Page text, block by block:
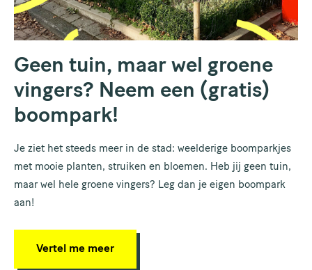
Geen tuin, maar wel groene
vingers? Neem een (gratis)
boompark!
Je ziet het steeds meer in de stad: weelderige boomparkjes
met mooie planten, struiken en bloemen. Heb jij geen tuin,
maar wel hele groene vingers? Leg dan je eigen boompark
aan!
Vertel me meer